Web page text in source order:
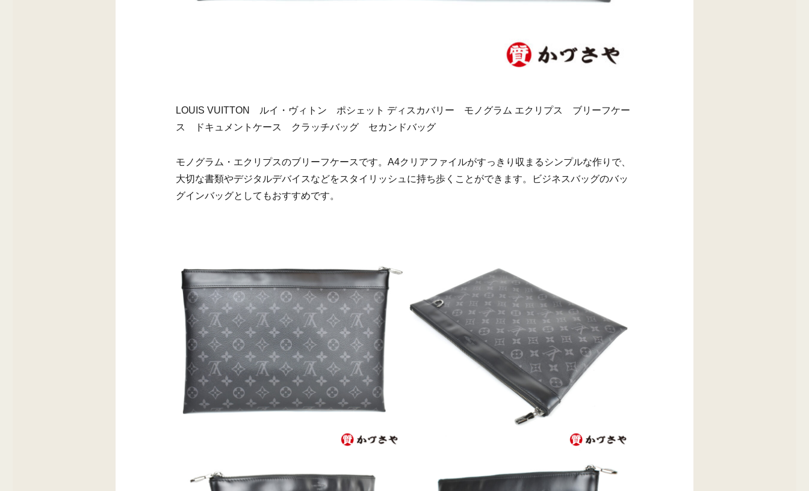
LOUIS VUITTON ルイ・ヴィトン ポシェット ディスカバリー モノグラム エクリプス ブリーフケー
ス ドキュメントケース クラッチバッグ セカンドバッグ
モノグラム・エクリプスのブリーフケースです。A4クリアファイルがすっきり収まるシンプルな作りで、
大切な書類やデジタルデバイスなどをスタイリッシュに持ち歩くことができます。ビジネスバッグのバッ
グインバッグとしてもおすすめです。